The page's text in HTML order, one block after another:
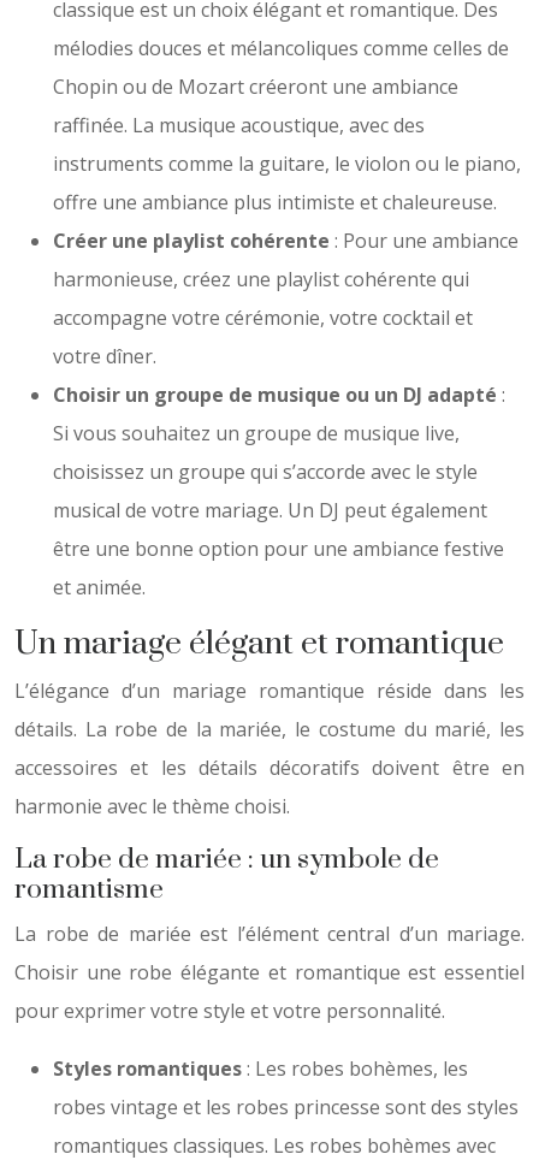
classique est un choix élégant et romantique. Des
mélodies douces et mélancoliques comme celles de
Chopin ou de Mozart créeront une ambiance
raffinée. La musique acoustique, avec des
instruments comme la guitare, le violon ou le piano,
offre une ambiance plus intimiste et chaleureuse.
Créer une playlist cohérente : Pour une ambiance
harmonieuse, créez une playlist cohérente qui
accompagne votre cérémonie, votre cocktail et
votre dîner.
Choisir un groupe de musique ou un DJ adapté :
Si vous souhaitez un groupe de musique live,
choisissez un groupe qui s’accorde avec le style
musical de votre mariage. Un DJ peut également
être une bonne option pour une ambiance festive
et animée.
Un mariage élégant et romantique
L’élégance d’un mariage romantique réside dans les
détails. La robe de la mariée, le costume du marié, les
accessoires et les détails décoratifs doivent être en
harmonie avec le thème choisi.
La robe de mariée : un symbole de
romantisme
La robe de mariée est l’élément central d’un mariage.
Choisir une robe élégante et romantique est essentiel
pour exprimer votre style et votre personnalité.
Styles romantiques: Les robes bohèmes, les
robes vintage et les robes princesse sont des styles
romantiques classiques. Les robes bohèmes avec